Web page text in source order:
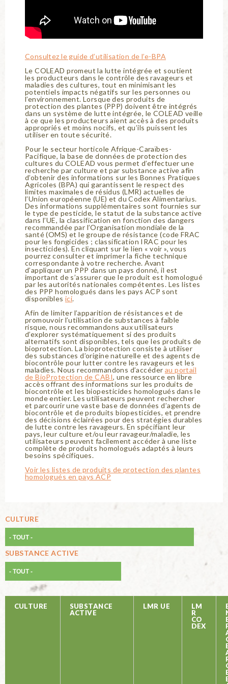
Consultez le guide d’utilisation de l’e-BPA
Le COLEAD promeut la lutte intégrée et soutient
les producteurs dans le contrôle des ravageurs et
maladies des cultures, tout en minimisant les
potentiels impacts négatifs sur les personnes ou
l’environnement. Lorsque des produits de
protection des plantes (PPP) doivent être intégrés
dans un système de lutte intégrée, le COLEAD veille
à ce que les producteurs aient accès à des produits
appropriés et moins nocifs, et qu’ils puissent les
utiliser en toute sécurité.
Pour le secteur horticole Afrique-Caraïbes-
Pacifique, la base de données de protection des
cultures du COLEAD vous permet d’effectuer une
recherche par culture et par substance active afin
d’obtenir des informations sur les Bonnes Pratiques
Agricoles (BPA) qui garantissent le respect des
limites maximales de résidus (LMR) actuelles de
l’Union européenne (UE) et du Codex Alimentarius.
Des informations supplémentaires sont fournies sur
le type de pesticide, le statut de la substance active
dans l’UE, la classification en fonction des dangers
recommandée par l’Organisation mondiale de la
santé (OMS) et le groupe de résistance (code FRAC
pour les fongicides ; classification IRAC pour les
insecticides). En cliquant sur le lien « voir », vous
pourrez consulter et imprimer la fiche technique
correspondante à votre recherche. Avant
d’appliquer un PPP dans un pays donné, il est
important de s’assurer que le produit est homologué
par les autorités nationales compétentes. Les listes
des PPP homologués dans les pays ACP sont
disponibles ici.
Afin de limiter l’apparition de résistances et de
promouvoir l’utilisation de substances à faible
risque, nous recommandons aux utilisateurs
d’explorer systématiquement si des produits
alternatifs sont disponibles, tels que les produits de
bioprotection. La bioprotection consiste à utiliser
des substances d’origine naturelle et des agents de
biocontrôle pour lutter contre les ravageurs et les
maladies. Nous recommandons d’accéder au portail
de BioProtection de CABI, une ressource en libre
accès offrant des informations sur les produits de
biocontrôle et les biopesticides homologués dans le
monde entier. Les utilisateurs peuvent rechercher
et parcourir une vaste base de données d’agents de
biocontrôle et de produits biopesticides, et prendre
des décisions éclairées pour des stratégies durables
de lutte contre les ravageurs. En spécifiant leur
pays, leur culture et/ou leur ravageur/maladie, les
utilisateurs peuvent facilement accéder à une liste
complète de produits homologués adaptés à leurs
besoins spécifiques.
Voir les listes de produits de protection des plantes
homologués en pays ACP
CULTURE
SUBSTANCE ACTIVE
CULTURE
SUBSTANCE
ACTIVE
LMR UE
LM
R
CO
DEX